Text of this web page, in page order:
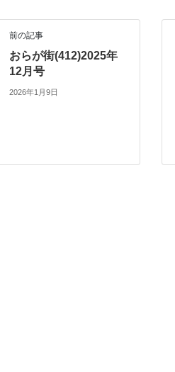
前の記事
おらが街(412)2025年
12月号
2026年1月9日